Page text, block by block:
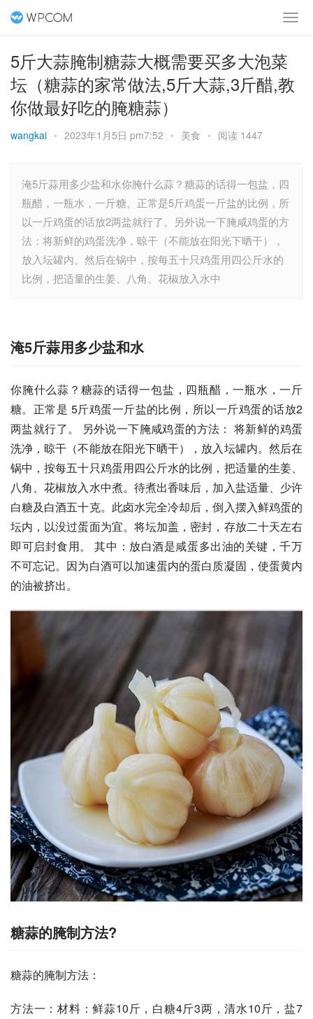
5斤大蒜腌制糖蒜大概需要买多大泡菜
坛（糖蒜的家常做法,5斤大蒜,3斤醋,教
你做最好吃的腌糖蒜）
wangkai • 2023年1月5日 pm7:52 • 美食 • 阅读 1447
淹5斤蒜用多少盐和水你腌什么蒜？糖蒜的话得一包盐，四
瓶醋，一瓶水，一斤糖。正常是5斤鸡蛋一斤盐的比例，所
以一斤鸡蛋的话放2两盐就行了。另外说一下腌咸鸡蛋的方
法：将新鲜的鸡蛋洗净，晾干（不能放在阳光下晒干），
放入坛罐内。然后在锅中，按每五十只鸡蛋用四公斤水的
比例，把适量的生姜、八角、花椒放入水中
淹5斤蒜用多少盐和水
你腌什么蒜？糖蒜的话得一包盐，四瓶醋，一瓶水，一斤
糖。正常是 5斤鸡蛋一斤盐的比例，所以一斤鸡蛋的话放2
两盐就行了。 另外说一下腌咸鸡蛋的方法： 将新鲜的鸡蛋
洗净，晾干（不能放在阳光下晒干），放入坛罐内。然后在
锅中，按每五十只鸡蛋用四公斤水的比例，把适量的生姜、
八角、花椒放入水中煮。待煮出香味后，加入盐适量、少许
白糖及白酒五十克。此卤水完全冷却后，倒入摆入鲜鸡蛋的
坛内，以没过蛋面为宜。将坛加盖，密封，存放二十天左右
即可启封食用。 其中：放白酒是咸蛋多出油的关键，千万
不可忘记。因为白酒可以加速蛋内的蛋白质凝固，使蛋黄内
的油被挤出。
糖蒜的腌制方法?
糖蒜的腌制方法：
方法一：材料：鲜蒜10斤，白糖4斤3两，清水10斤，盐7